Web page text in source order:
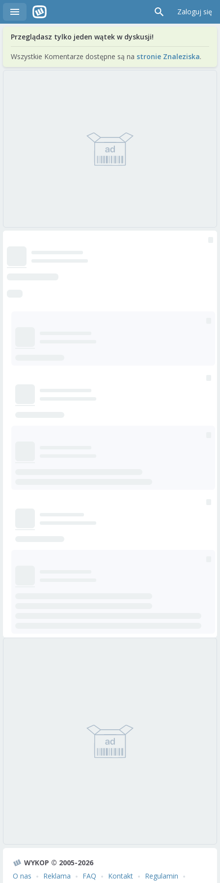
Zaloguj się
Przeglądasz tylko jeden wątek w dyskusji!
Wszystkie Komentarze dostępne są na stronie Znaleziska.
WYKOP © 2005-2026
O nas
Reklama FAQ Kontakt
Regulamin